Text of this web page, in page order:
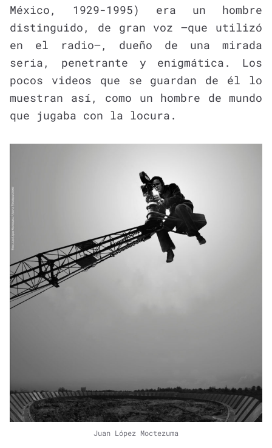
México, 1929-1995) era un hombre
distinguido, de gran voz —que utilizó
en el radio—, dueño de una mirada
seria, penetrante y enigmática. Los
pocos videos que se guardan de él lo
muestran así, como un hombre de mundo
que jugaba con la locura.
Juan López Moctezuma